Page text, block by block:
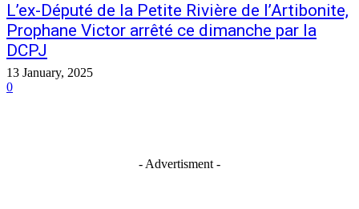
L’ex-Député de la Petite Rivière de l’Artibonite,
Prophane Victor arrêté ce dimanche par la
DCPJ
13 January, 2025
0
- Advertisment -